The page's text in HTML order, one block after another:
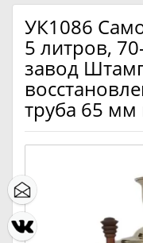
УК1086
5 литров,
завод
труба 65 мм